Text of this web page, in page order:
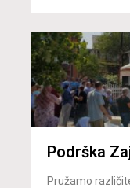
Podrška
Pružamo